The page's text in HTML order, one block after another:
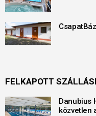
FELKAPOTT
Danubius
közvetlen